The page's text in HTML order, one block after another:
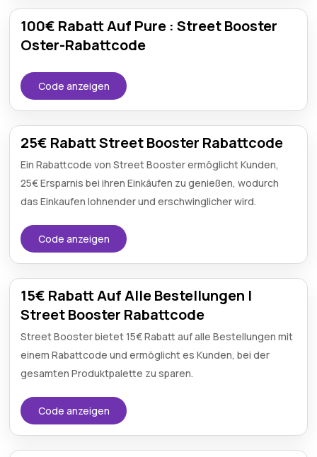
100€ Rabatt Auf Pure : Street Booster
Oster-Rabattcode
Code anzeigen
25€ Rabatt Street Booster Rabattcode
Ein Rabattcode von Street Booster ermöglicht Kunden,
25€ Ersparnis bei ihren Einkäufen zu genießen, wodurch
das Einkaufen lohnender und erschwinglicher wird.
Code anzeigen
15€ Rabatt Auf Alle Bestellungen |
Street Booster Rabattcode
Street Booster bietet 15€ Rabatt auf alle Bestellungen mit
einem Rabattcode und ermöglicht es Kunden, bei der
gesamten Produktpalette zu sparen.
Code anzeigen